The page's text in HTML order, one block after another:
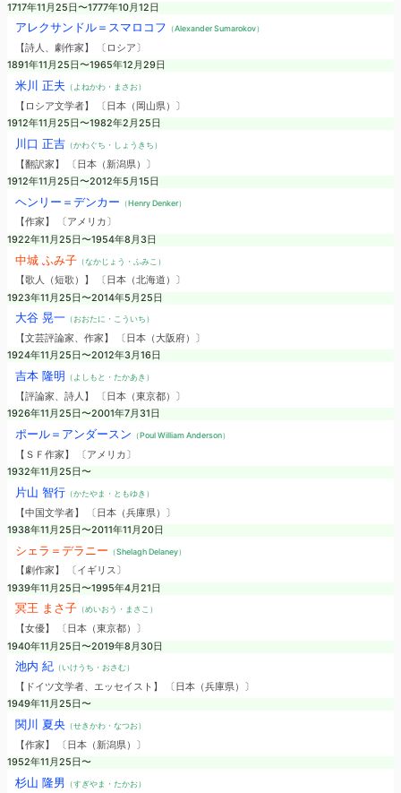
1717年11月25日〜1777年10月12日
アレクサンドル＝スマロコフ （Alexander Sumarokov）
【詩人、劇作家】 〔ロシア〕
1891年11月25日〜1965年12月29日
米川 正夫 （よねかわ・まさお）
【ロシア文学者】 〔日本（岡山県）〕
1912年11月25日〜1982年2月25日
川口 正吉（かわぐち・しょうきち）
【翻訳家】 〔日本（新潟県）〕
1912年11月25日〜2012年5月15日
ヘンリー＝デンカー （Henry Denker）
【作家】 〔アメリカ〕
1922年11月25日〜1954年8月3日
中城 ふみ子（なかじょう・ふみこ）
【歌人（短歌）】 〔日本（北海道）〕
1923年11月25日〜2014年5月25日
大谷 晃一（おおたに・こういち）
【文芸評論家、作家】 〔日本（大阪府）〕
1924年11月25日〜2012年3月16日
吉本 隆明 （よしもと・たかあき）
【評論家、詩人】 〔日本（東京都）〕
1926年11月25日〜2001年7月31日
ポール＝アンダースン （Poul William Anderson）
【ＳＦ作家】 〔アメリカ〕
1932年11月25日〜
片山 智行（かたやま・ともゆき）
【中国文学者】 〔日本（兵庫県）〕
1938年11月25日〜2011年11月20日
シェラ＝デラニー （Shelagh Delaney）
【劇作家】 〔イギリス〕
1939年11月25日〜1995年4月21日
冥王 まさ子（めいおう・まさこ）
【女優】 〔日本（東京都）〕
1940年11月25日〜2019年8月30日
池内 紀（いけうち・おさむ）
【ドイツ文学者、エッセイスト】 〔日本（兵庫県）〕
1949年11月25日〜
関川 夏央（せきかわ・なつお）
【作家】 〔日本（新潟県）〕
1952年11月25日〜
杉山 隆男 （すぎやま・たかお）